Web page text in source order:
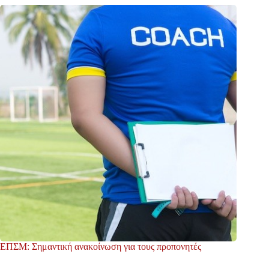
ΕΠΣΜ: Σημαντική ανακοίνωση για τους προπονητές